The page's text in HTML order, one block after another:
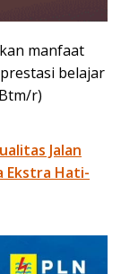
manfaat
belajar
r)
Jalan
Ekstra Hati-